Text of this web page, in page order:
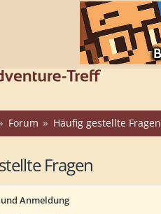
Forum Häufig gestellte Fragen
Fragen
Anmeldung